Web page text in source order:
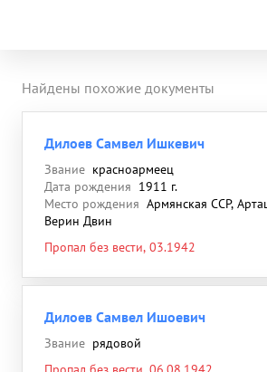
Найдены похожие документы
Дилоев Самвел Ишкевич
Звание красноармеец
Дата рождения 1911 г.
Место рождения Армянская ССР,
Верин Двин
Пропал без вести, 03.1942
Дилоев Самвел Ишоевич
Звание рядовой